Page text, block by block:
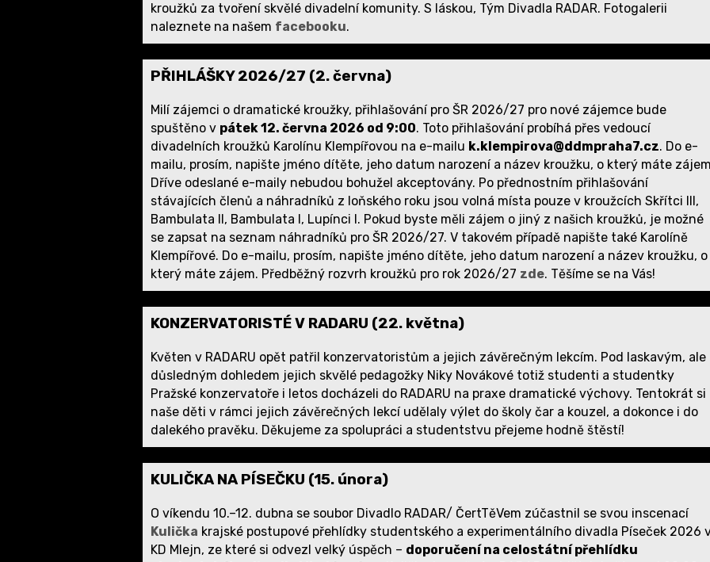
kroužků za tvoření skvělé divadelní komunity. S láskou, Tým Divadla RADAR. Fotogalerii
naleznete na našem facebooku.
PŘIHLÁŠKY 2026/27 (2. června)
Milí zájemci o dramatické kroužky, přihlašování pro ŠR 2026/27 pro nové zájemce bude
spuštěno v pátek 12. června 2026 od 9:00. Toto přihlašování probíhá přes vedoucí
divadelních kroužků Karolínu Klempířovou na e-mailu k.klempirova@ddmpraha7.cz. Do e-
mailu, prosím, napište jméno dítěte, jeho datum narození a název kroužku, o který máte
Dříve odeslané e-maily nebudou bohužel akceptovány. Po přednostním přihlašování
stávajících členů a náhradníků z loňského roku jsou volná místa pouze v kroužcích Skřítci III,
Bambulata II, Bambulata I, Lupínci I. Pokud byste měli zájem o jiný z našich kroužků, je možné
se zapsat na seznam náhradníků pro ŠR 2026/27. V takovém případě napište také Karolíně
Klempířové. Do e-mailu, prosím, napište jméno dítěte, jeho datum narození a název kroužku, o
který máte zájem. Předběžný rozvrh kroužků pro rok 2026/27 zde. Těšíme se na Vás!
KONZERVATORISTÉ V RADARU (22. května)
Květen v RADARU opět patřil konzervatoristům a jejich závěrečným lekcím. Pod laskavým, ale
důsledným dohledem jejich skvělé pedagožky Niky Novákové totiž studenti a studentky
Pražské konzervatoře i letos docházeli do RADARU na praxe dramatické výchovy. Tentokrát si
naše děti v rámci jejich závěrečných lekcí udělaly výlet do školy čar a kouzel, a dokonce i do
dalekého pravěku. Děkujeme za spolupráci a studentstvu přejeme hodně štěstí!
KULIČKA NA PÍSEČKU (15. února)
O víkendu 10.–12. dubna se soubor Divadlo RADAR/ ČertTěVem zúčastnil se svou inscenací
Kulička krajské postupové přehlídky studentského a experimentálního divadla Píseček 2026
KD Mlejn, ze které si odvezl velký úspěch – doporučení na celostátní přehlídku